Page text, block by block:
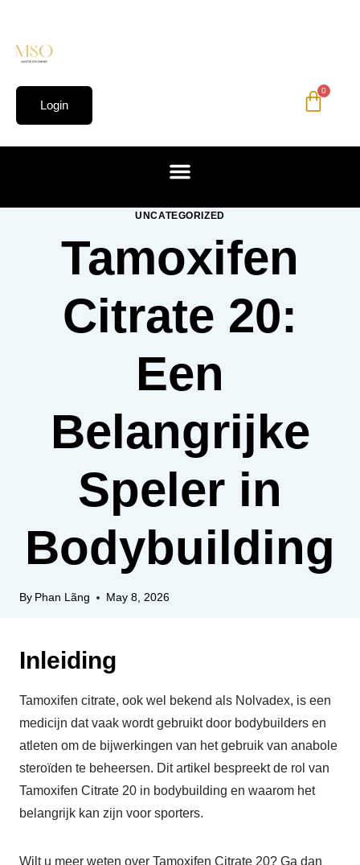
Login
0
UNCATEGORIZED
Tamoxifen
Citrate 20:
Een
Belangrijke
Speler in
Bodybuilding
By Phan Lãng May 8, 2026
Inleiding
Tamoxifen citrate, ook wel bekend als Nolvadex, is een
medicijn dat vaak wordt gebruikt door bodybuilders en
atleten om de bijwerkingen van het gebruik van anabole
steroïden te beheersen. Dit artikel bespreekt de rol van
Tamoxifen Citrate 20 in bodybuilding en waarom het
belangrijk kan zijn voor sporters.
Wilt u meer weten over Tamoxifen Citrate 20? Ga dan